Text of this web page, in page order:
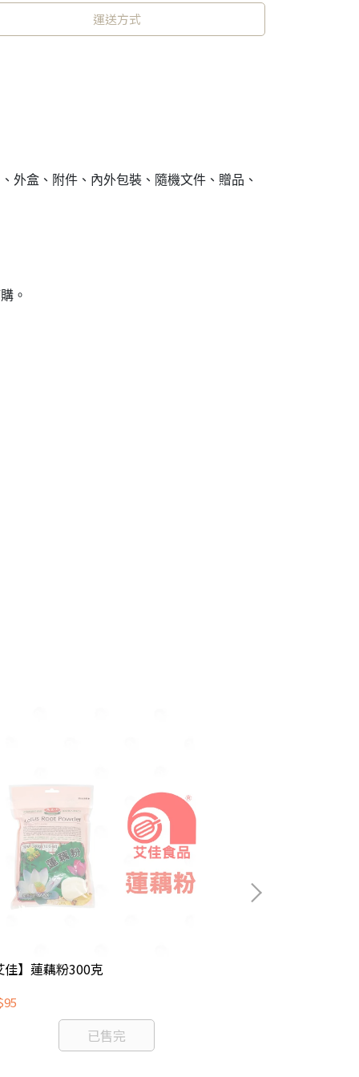
運送方式
外盒、附件、內外包裝、隨機文件、贈品、
。
佳】蓮藕粉300克
已售完